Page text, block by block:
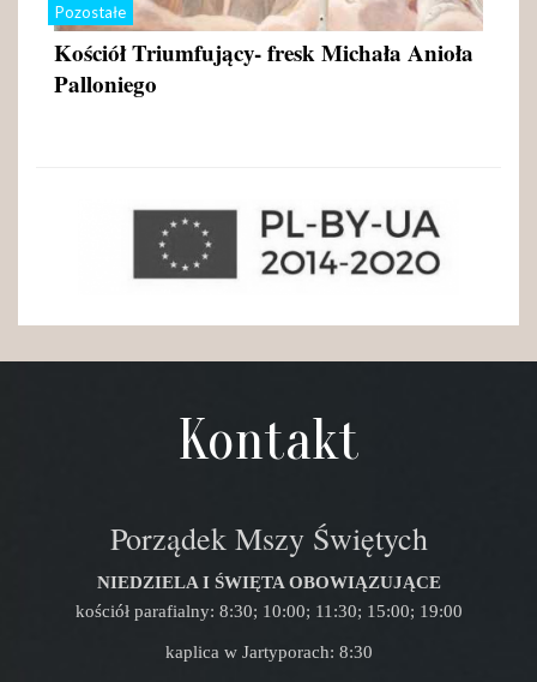
Pozostałe
Kościół Triumfujący- fresk Michała Anioła
Palloniego
Kontakt
Porządek Mszy Świętych
NIEDZIELA I ŚWIĘTA OBOWIĄZUJĄCE
kościół parafialny: 8:30; 10:00; 11:30; 15:00; 19:00
kaplica w Jartyporach: 8:30